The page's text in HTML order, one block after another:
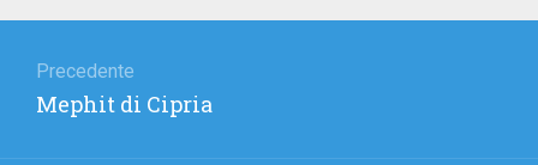
articoli
Precedente
Articolo
Mephit di Cipria